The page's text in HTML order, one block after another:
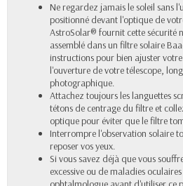
Ne regardez jamais le soleil sans
positionné devant l'optique de
AstroSolar® fournit cette sécurité
assemblé dans un filtre solaire
instructions pour bien ajuster
l'ouverture de votre télescope,
photographique.
Attachez toujours les languettes
tétons de centrage du filtre et
optique pour éviter que le filtre
Interrompre l'observation solaire
reposer vos yeux.
Si vous savez déjà que vous
excessive ou de maladies